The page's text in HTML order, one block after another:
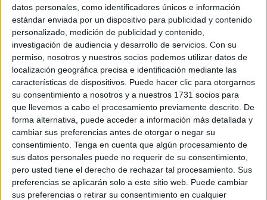
datos personales, como identificadores únicos e información
estándar enviada por un dispositivo para publicidad y contenido
personalizado, medición de publicidad y contenido,
investigación de audiencia y desarrollo de servicios. Con su
permiso, nosotros y nuestros socios podemos utilizar datos de
localización geográfica precisa e identificación mediante las
características de dispositivos. Puede hacer clic para otorgarnos
su consentimiento a nosotros y a nuestros 1731 socios para
que llevemos a cabo el procesamiento previamente descrito. De
forma alternativa, puede acceder a información más detallada y
cambiar sus preferencias antes de otorgar o negar su
consentimiento. Tenga en cuenta que algún procesamiento de
sus datos personales puede no requerir de su consentimiento,
pero usted tiene el derecho de rechazar tal procesamiento. Sus
preferencias se aplicarán solo a este sitio web. Puede cambiar
sus preferencias o retirar su consentimiento en cualquier
Contrasta con la subida experimentada por los salarios en
Melilla, donde han aumentado un 50,07 por ciento,
equivalente a 888,36 euros, según la última actualización
de datos publicada por el Instituto Nacional de Estadística
INE).
La estadística de salarios publicada esta semana por el
INE pone de relieve que mientras los sueldos han crecido
un 29,63 por ciento como media en el conjunto del país en
esos 15 años -entre 2006 y 2020, lo que incluye desde
antes de la crisis financiera hasta el primer año del
coronavirus-, las subidas entre las distintas comunidades
han registrado diferencias de casi 17 puntos porcentuales.